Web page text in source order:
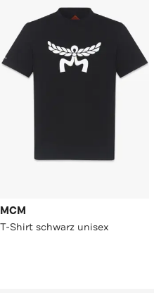
MCM
T-Shirt schwarz unisex